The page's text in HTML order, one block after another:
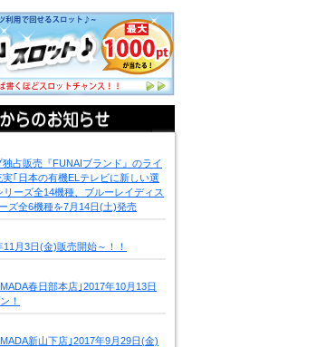
占販売『FUNAIブランド』のライ
｢日本の有機ELテレビに新しい選
ーズ全14機種、ブルーレイディス
ズ全6機種を7月14日(土)発売
11月3日(金)販売開始～！！
春日部本店｣2017年10月13日
！
新山下店｣2017年9月29日(金)